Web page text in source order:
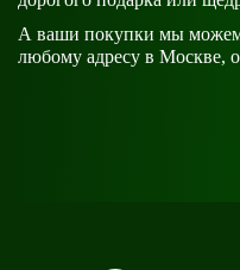
А ваши покупки мы можем
любому адресу в Москве,